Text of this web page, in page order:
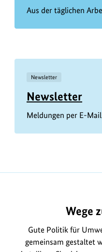
Aus der täglichen
Newsletter
Newsletter
Meldungen per E-
Wege
Gute Politik für
gemeinsam gestaltet